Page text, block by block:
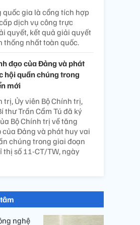
quốc gia là cổng tích hợp
dịch vụ công trực
quyết, kết quả giải quyết
thống nhất toàn quốc.
đạo của Đảng và phát
hội quần chúng trong
mới
trị, Ủy viên Bộ Chính trị,
thư Trần Cẩm Tú đã ký
Bộ Chính trị về tăng
của Đảng và phát huy vai
chúng trong giai đoạn
số 11-CT/TW, ngày
nghệ